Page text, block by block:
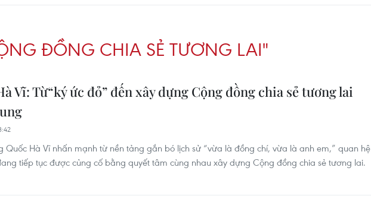
ĐỒNG CHIA SẺ TƯƠNG LAI"
Vĩ: Từ“ký ức đỏ” đến xây dựng Cộng đồng chia sẻ tương lai
Quốc Hà Vĩ nhấn mạnh từ nền tảng gắn bó lịch sử “vừa là đồng chí, vừa là anh em,” quan hệ
tiếp tục được củng cố bằng quyết tâm cùng nhau xây dựng Cộng đồng chia sẻ tương lai.